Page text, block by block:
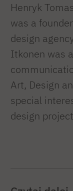
Henryk
was a
design
Itkonen was
Art, Design
special
design